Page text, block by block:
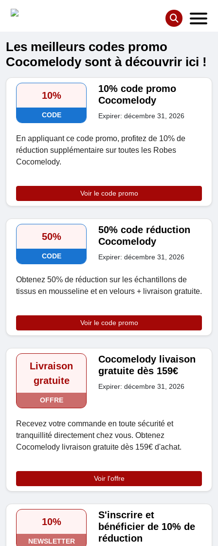
Les meilleurs codes promo
Cocomelody sont à découvrir ici !
10%
CODE
10% code promo
Cocomelody
Expirer: décembre 31, 2026
En appliquant ce code promo, profitez de 10% de
réduction supplémentaire sur toutes les Robes
Cocomelody.
Voir le code promo
50%
CODE
50% code réduction
Cocomelody
Expirer: décembre 31, 2026
Obtenez 50% de réduction sur les échantillons de
tissus en mousseline et en velours + livraison gratuite.
Voir le code promo
Livraison
gratuite
OFFRE
Cocomelody livaison
gratuite dès 159€
Expirer: décembre 31, 2026
Recevez votre commande en toute sécurité et
tranquillité directement chez vous. Obtenez
Cocomelody livraison gratuite dès 159€ d'achat.
Voir l'offre
10%
NEWSLETTER
S'inscrire et
bénéficier de 10% de
réduction